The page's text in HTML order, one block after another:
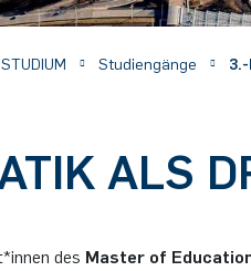
STUDIUM Studiengänge
ALS
des Master of